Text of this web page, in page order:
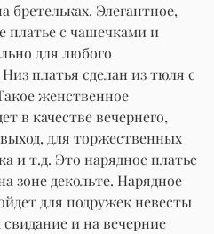
бретельках. Элегантное,
платье с чашечками и
для любого
платья сделан из тюля с
женственное
в качестве вечернего,
для торжественных
и т.д. Это нарядное платье
зоне декольте. Нарядное
для подружек невесты
и на вечерние